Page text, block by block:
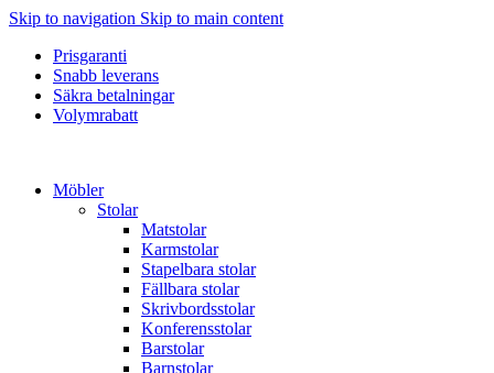
Skip to navigation Skip to main content
Prisgaranti
Snabb leverans
Säkra betalningar
Volymrabatt
Möbler
Stolar
Matstolar
Karmstolar
Stapelbara stolar
Fällbara stolar
Skrivbordsstolar
Konferensstolar
Barstolar
Barnstolar